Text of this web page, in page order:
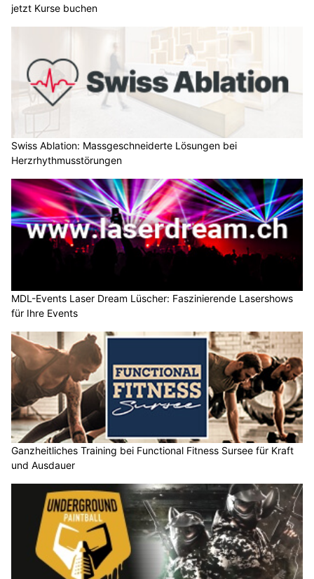
jetzt Kurse buchen
Swiss Ablation: Massgeschneiderte Lösungen bei
Herzrhythmusstörungen
MDL-Events Laser Dream Lüscher: Faszinierende Lasershows
für Ihre Events
Ganzheitliches Training bei Functional Fitness Sursee für Kraft
und Ausdauer